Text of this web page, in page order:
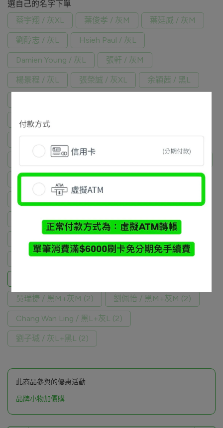
選自己的名字下單
蔡宇翔 / 灰XL
葉俊孝 / 灰M 葉廷威 / 灰M
劉醇志 / 灰L Hsieh Paul / 灰L
Damien Young / 灰L 張軒 / 灰M
楊景程 / 灰L 張榮誠 / 灰XL 余穎茜 / 黑L
張智評 / 黑L
林禹丞 / 黑L 呂明祐 / 灰L 梁耕惟 / 灰XL
Eddie Liu / 灰L
陳睿傑 / 灰L 鄭偉呈 / 黑M 陳璽年 / 黑M
楊忠翰 / 灰L
Raymond Liu / 黑L+灰L (2)
黃鉦洋 / 灰M+黑M (2) 古君嚴 / 黑XL+灰XL (2)
吳瑞捷 / 黑M+灰M (2) 劉佩怡 / 黑M+灰M (2)
Chang Wan Ling / 黑L+灰L (2)
劉子瑊 / 灰L+黑L (2)
此商品參與的優惠活動
品牌小物加價購